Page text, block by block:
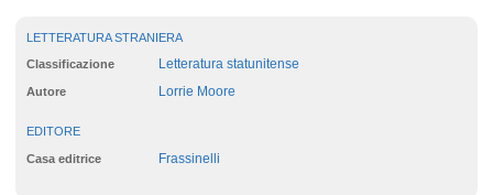
LETTERATURA STRANIERA
Classificazione Letteratura statunitense
Autore Lorrie Moore
EDITORE
Casa editrice Frassinelli